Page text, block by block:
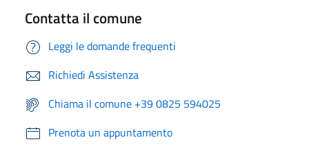
Contatta il comune
Leggi le domande frequenti
Richiedi Assistenza
Chiama il comune +39 0825 594025
Prenota un appuntamento